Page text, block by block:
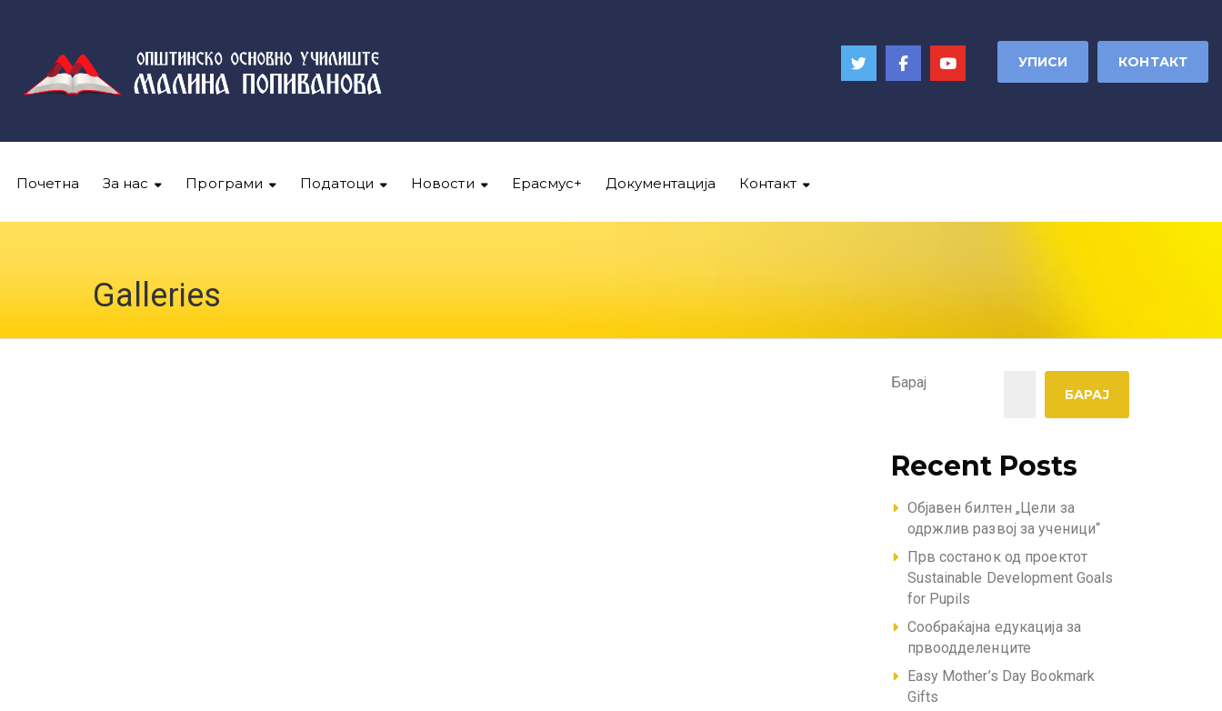
УПИСИ КОНТАКТ
Почетна За нас Програми Податоци Новости Ерасмус+ Документација Контакт
Galleries
Барај
БАРАЈ
Recent Posts
Објавен билтен „Цели за
одржлив развој за ученици“
Прв состанок од проектот
Sustainable Development Goals
for Pupils
Сообраќајна едукација за
првоодделенците
Easy Mother’s Day Bookmark
Gifts